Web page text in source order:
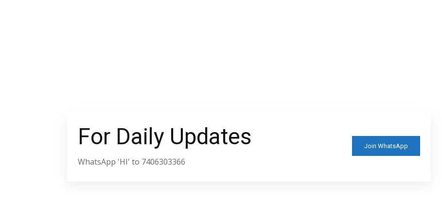
For Daily Updates
WhatsApp 'HI' to 7406303366
Join WhatsApp